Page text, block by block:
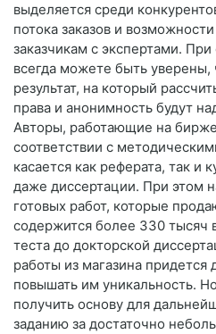
выделяется среди
потока заказов и
заказчикам с экспертами.
всегда можете быть уверены,
результат, на который
права и анонимность будут
Авторы, работающие на
соответствии с
касается как реферата, так и
даже диссертации. При этом
готовых работ, которые
содержится более 330 тысяч
теста до докторской
работы из магазина придется
повышать им уникальность.
получить основу для
заданию за достаточно